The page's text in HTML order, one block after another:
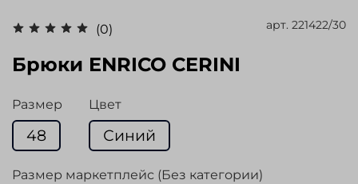
(0) арт. 221422/30
Брюки ENRICO CERINI
Размер
48
Цвет
Синий
Размер маркетплейс (Без категории)